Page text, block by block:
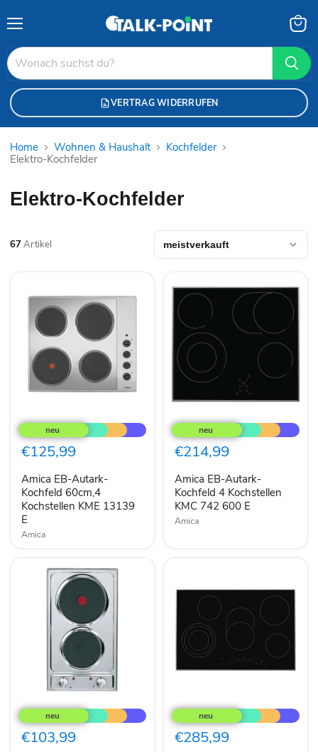
VERTRAG WIDERRUFEN
Home Wohnen & Haushalt
Kochfelder
Elektro-Kochfelder
Elektro-Kochfelder
67Artikel
EB-
Autark-
Kochfeld
60cm,4
KME
13139
E
€125,99
Amica EB-Autark-
Kochfeld 60cm,4
Kochstellen KME 13139
E
Amica
EB-
Autark-
Kochfeld
4
KMC
742
600
€214,99
Amica EB-Autark-
Kochfeld 4 Kochstellen
KMC 742 600 E
Amica
EM
30
E
Einbau-
€103,99
KMC
745
100
E
€285,99